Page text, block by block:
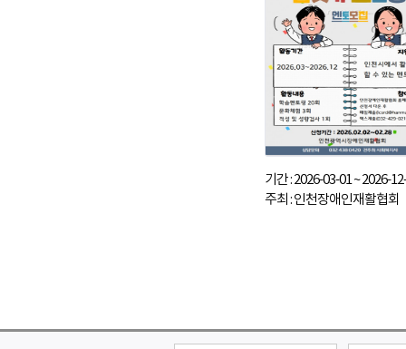
기간 : 2026-03-01 ~ 2026-
주최 : 인천장애인재활협회